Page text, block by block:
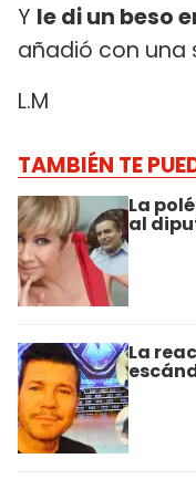
Y le di un beso
añadió con una
L.M
TAMBIÉN TE
La
al
La